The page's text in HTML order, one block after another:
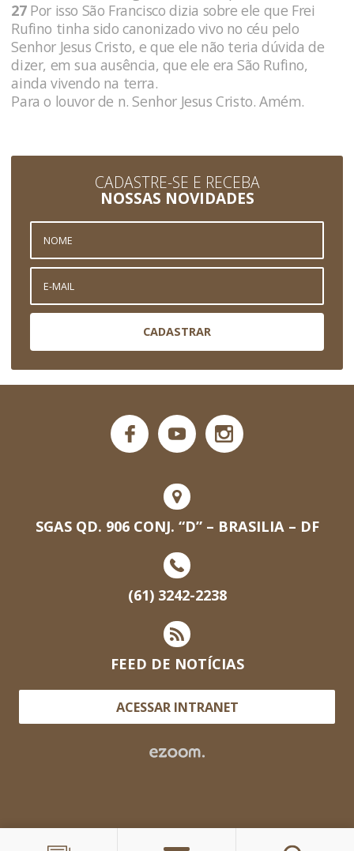
27Por isso São Francisco dizia sobre ele que Frei
Rufino tinha sido canonizado vivo no céu pelo
Senhor Jesus Cristo, e que ele não teria dúvida de
dizer, em sua ausência, que ele era São Rufino,
ainda vivendo na terra.
Para o louvor de n. Senhor Jesus Cristo. Amém.
CADASTRE-SE E RECEBA
NOSSAS NOVIDADES
CADASTRAR
SGAS QD. 906 CONJ. “D” – BRASILIA – DF
(61) 3242-2238
FEED DE NOTÍCIAS
ACESSAR INTRANET